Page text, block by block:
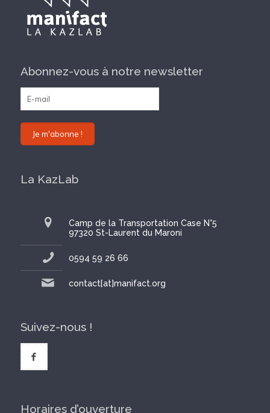
Abonnez-vous à notre newsletter
La KazLab
Camp de la Transportation Case N°5
97320 St-Laurent du Maroni
0594 59 26 66
contact[at]manifact.org
Suivez-nous !
Horaires d’ouverture